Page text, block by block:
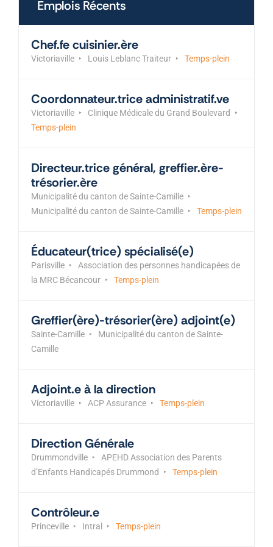
Emplois Récents
Chef.fe cuisinier.ère
Victoriaville Louis Leblanc Traiteur Temps-plein
Coordonnateur.trice administratif.ve
Victoriaville
Clinique Médicale du Grand Boulevard
Temps-plein
Directeur.trice général, greffier.ère-
trésorier.ère
Municipalité du canton de Sainte-Camille
Municipalité du canton de Sainte-Camille
Temps-plein
Éducateur(trice) spécialisé(e)
Parisville
Association des personnes handicapées de
la MRC Bécancour
Temps-plein
Greffier(ère)-trésorier(ère) adjoint(e)
Sainte-Camille
Municipalité du canton de Sainte-
Camille
Adjoint.e à la direction
Victoriaville ACP Assurance Temps-plein
Direction Générale
Drummondville
APEHD Association des Parents
d’Enfants Handicapés Drummond
Temps-plein
Contrôleur.e
Princeville Intral Temps-plein